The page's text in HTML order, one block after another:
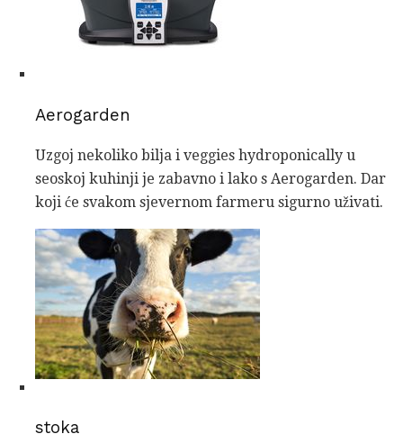
Aerogarden
Uzgoj nekoliko bilja i veggies hydroponically u
seoskoj kuhinji je zabavno i lako s Aerogarden. Dar
koji će svakom sjevernom farmeru sigurno uživati.
stoka